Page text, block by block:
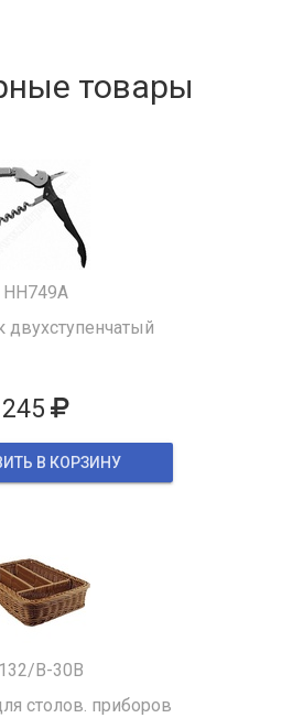
товары
HH749A
двухступенчатый
245
В КОРЗИНУ
B-30B
столов. приборов